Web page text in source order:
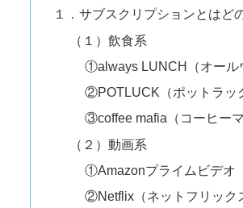
１．サブスクリプションとはど
（１）飲食系
①always LUNCH（オール
②POTLUCK（ポットラッ
③coffee mafia（コーヒーマ
（２）動画系
①Amazonプライムビデオ
②Netflix（ネットフリック